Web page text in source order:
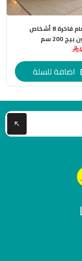
طاولة طعام فاخرة 8 أشخاص
200 سم
اضافة للسلة